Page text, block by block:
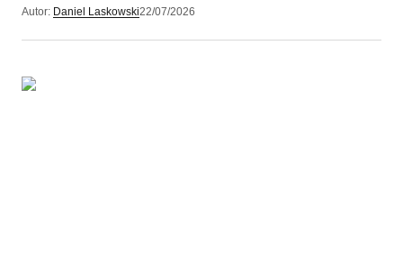
Autor: Daniel Laskowski22/07/2026